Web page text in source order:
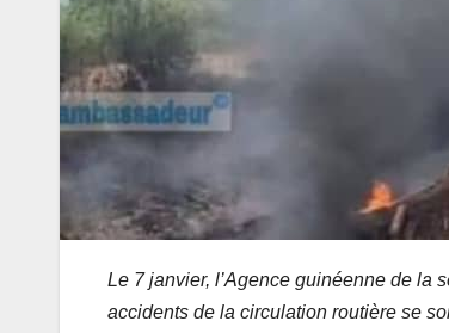
Le 7 janvier, l’Agence guinéenne de la
accidents de la circulation routière se